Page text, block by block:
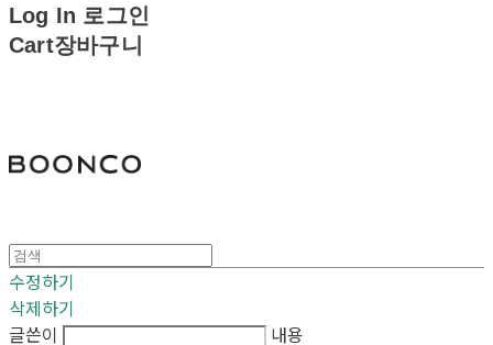
Log In 로그인
Cart장바구니
수정하기
삭제하기
글쓴이
내용